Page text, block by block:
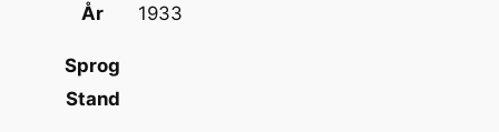
År 1933
Sprog
Stand